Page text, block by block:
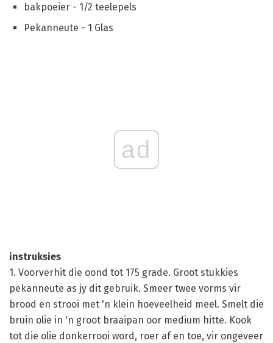
bakpoeier - 1/2 teelepels
Pekanneute - 1 Glas
ad
instruksies
1. Voorverhit die oond tot 175 grade. Groot stukkies
pekanneute as jy dit gebruik. Smeer twee vorms vir
brood en strooi met 'n klein hoeveelheid meel. Smelt die
bruin olie in 'n groot braaipan oor medium hitte. Kook
tot die olie donkerrooi word, roer af en toe, vir ongeveer